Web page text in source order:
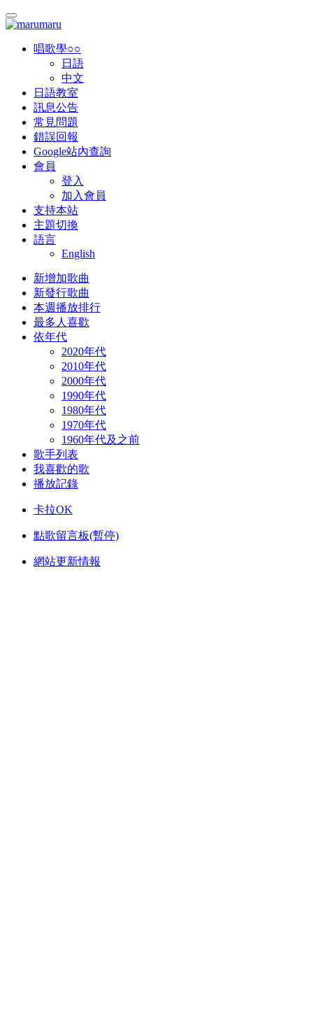
唱歌學○○
日語
中文
日語教室
訊息公告
常見問題
錯誤回報
Google站內查詢
會員
登入
加入會員
支持本站
主題切換
語言
English
新增加歌曲
新發行歌曲
本週播放排行
最多人喜歡
依年代
2020年代
2010年代
2000年代
1990年代
1980年代
1970年代
1960年代及之前
歌手列表
我喜歡的歌
播放記錄
卡拉OK
點歌留言板(暫停)
網站更新情報